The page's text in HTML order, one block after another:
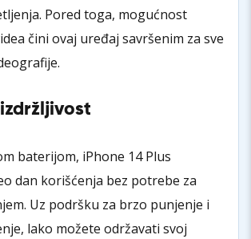
Pored toga, mogućnost
čini ovaj uređaj savršenim za sve
baterijom, iPhone 14 Plus
dan korišćenja bez potrebe za
Uz podršku za brzo punjenje i
lako možete održavati svoj